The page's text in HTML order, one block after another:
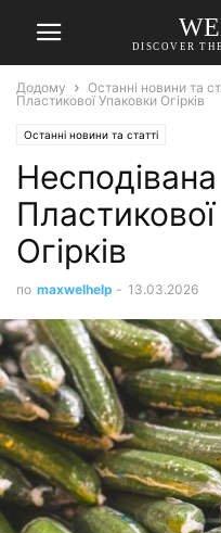
DISCOVER
Додому Останні новини та
Пластикової Упаковки Огірків
Останні новини та статті
Несподівана
Огірків
по maxwelhelp - 13.03.2026